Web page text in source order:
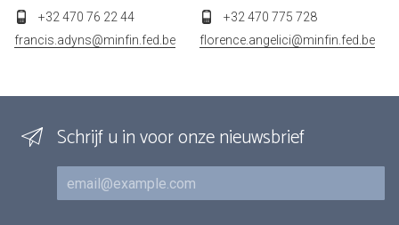
+32 470 76 22 44
francis.adyns@minfin.fed.be
+32 470 775 728
florence.angelici@minfin.fed.be
Schrijf u in voor onze nieuwsbrief
E-mail